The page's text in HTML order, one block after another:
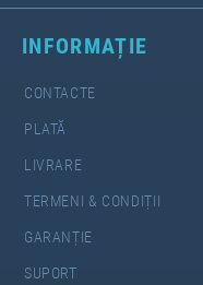
INFORMAȚIE
CONTACTE
PLATĂ
LIVRARE
TERMENI & CONDIȚII
GARANȚIE
SUPORT